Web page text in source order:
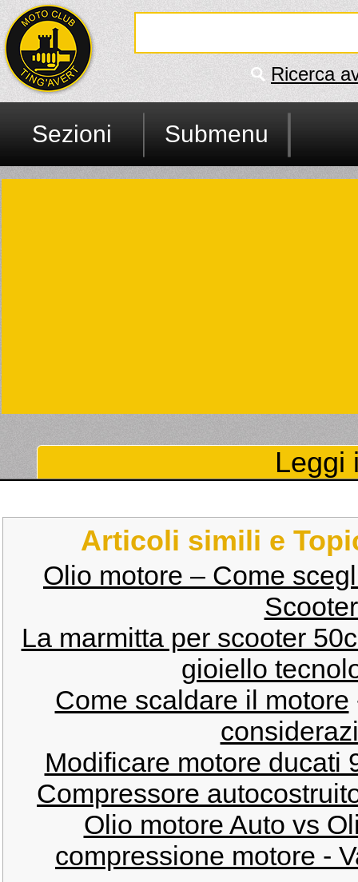
Ricerca
Sezioni Submenu
Leggi
Articoli simili e
Olio motore – Come
La marmitta per scooter
gioiello
Come scaldare il motore
Modificare motore ducati
Compressore
Olio motore Auto vs
compressione motore -